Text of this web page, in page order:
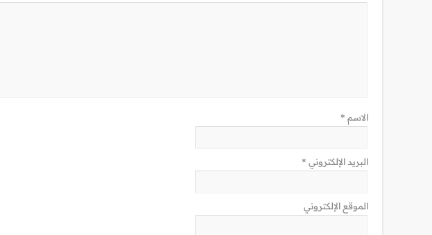
الاسم *
البريد الإلكتروني *
الموقع الإلكتروني